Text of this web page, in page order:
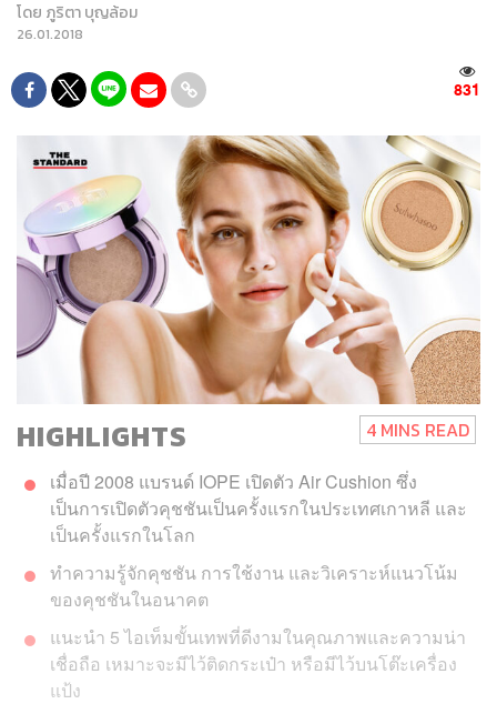
โดย ภูริตา บุญล้อม
26.01.2018
831
HIGHLIGHTS 4 MINS READ
เมื่อปี 2008 แบรนด์ IOPE เปิดตัว Air Cushion ซึ่ง
เป็นการเปิดตัวคุชชันเป็นครั้งแรกในประเทศเกาหลี และ
เป็นครั้งแรกในโลก
ทำความรู้จักคุชชัน การใช้งาน และวิเคราะห์แนวโน้ม
ของคุชชันในอนาคต
แนะนำ 5 ไอเท็มขั้นเทพที่ดีงามในคุณภาพและความน่า
เชื่อถือ เหมาะจะมีไว้ติดกระเป๋า หรือมีไว้บนโต๊ะเครื่อง
แป้ง